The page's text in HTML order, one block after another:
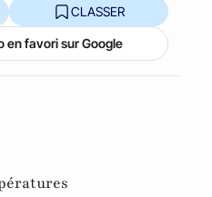
CLASSER
en favori sur Google